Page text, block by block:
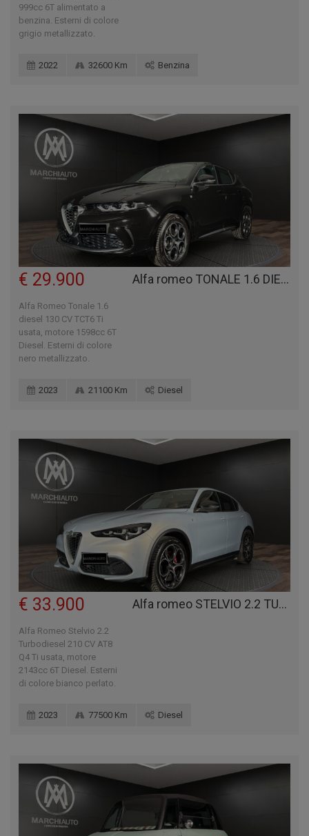
999cc 6T alimentato a
benzina. Esterni di colore
grigio metallizzato.
2022 32600 Km Benzina
Alfa romeo TONALE 1.6 DIESEL 130 CV TCT6 TI
€ 29.900
Alfa Romeo Tonale 1.6
diesel 130 CV TCT6 Ti
usata, motore 1598cc 6T
Diesel. Esterni di colore
nero metallizzato.
2023 21100 Km Diesel
Alfa romeo STELVIO 2.2 TURBODIESEL 210 CV AT8 Q4 TI
€ 33.900
Alfa Romeo Stelvio 2.2
Turbodiesel 210 CV AT8
Q4 Ti usata, motore
2143cc 6T Diesel. Esterni
di colore bianco perlato.
2023 77500 Km Diesel